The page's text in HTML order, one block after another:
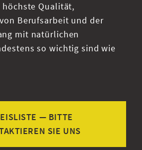
höchste Qualität,
Berufsarbeit und der
mit natürlichen
so wichtig sind wie
— BITTE
SIE UNS